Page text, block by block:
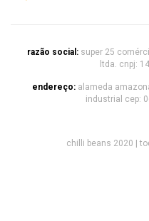
razão social: super 25
ltda. cnpj:
endereço: alameda
industrial cep:
chilli beans 2020 |